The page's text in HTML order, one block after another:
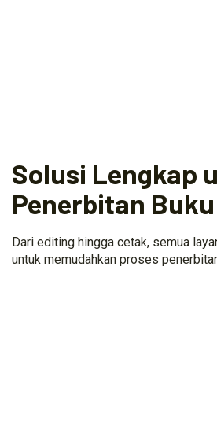
Solusi Lengkap
Penerbitan
Dari editing hingga cetak, semua
untuk memudahkan proses